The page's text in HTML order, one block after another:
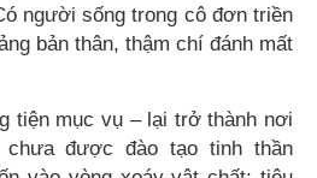
người sống trong cô đơn triền
bản thân, thậm chí đánh mất
tiện mục vụ – lại trở thành nơi
được đào tạo tinh thần